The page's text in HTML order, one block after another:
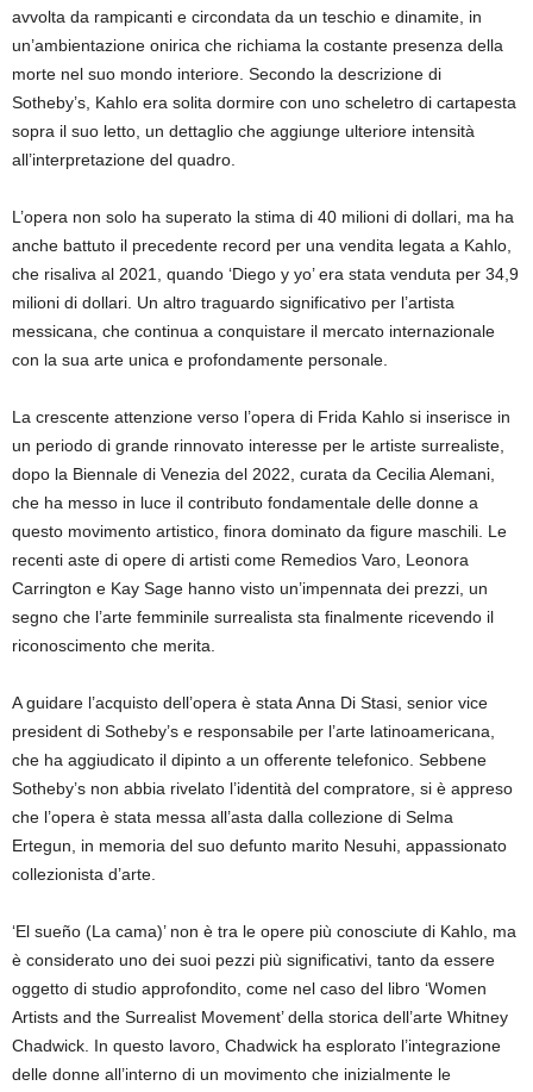
avvolta da rampicanti e circondata da un teschio e dinamite, in
un’ambientazione onirica che richiama la costante presenza della
morte nel suo mondo interiore. Secondo la descrizione di
Sotheby’s, Kahlo era solita dormire con uno scheletro di cartapesta
sopra il suo letto, un dettaglio che aggiunge ulteriore intensità
all’interpretazione del quadro.
L’opera non solo ha superato la stima di 40 milioni di dollari, ma ha
anche battuto il precedente record per una vendita legata a Kahlo,
che risaliva al 2021, quando ‘Diego y yo’ era stata venduta per 34,9
milioni di dollari. Un altro traguardo significativo per l’artista
messicana, che continua a conquistare il mercato internazionale
con la sua arte unica e profondamente personale.
La crescente attenzione verso l’opera di Frida Kahlo si inserisce in
un periodo di grande rinnovato interesse per le artiste surrealiste,
dopo la Biennale di Venezia del 2022, curata da Cecilia Alemani,
che ha messo in luce il contributo fondamentale delle donne a
questo movimento artistico, finora dominato da figure maschili. Le
recenti aste di opere di artisti come Remedios Varo, Leonora
Carrington e Kay Sage hanno visto un’impennata dei prezzi, un
segno che l’arte femminile surrealista sta finalmente ricevendo il
riconoscimento che merita.
A guidare l’acquisto dell’opera è stata Anna Di Stasi, senior vice
president di Sotheby’s e responsabile per l’arte latinoamericana,
che ha aggiudicato il dipinto a un offerente telefonico. Sebbene
Sotheby’s non abbia rivelato l’identità del compratore, si è appreso
che l’opera è stata messa all’asta dalla collezione di Selma
Ertegun, in memoria del suo defunto marito Nesuhi, appassionato
collezionista d’arte.
‘El sueño (La cama)’ non è tra le opere più conosciute di Kahlo, ma
è considerato uno dei suoi pezzi più significativi, tanto da essere
oggetto di studio approfondito, come nel caso del libro ‘Women
Artists and the Surrealist Movement’ della storica dell’arte Whitney
Chadwick. In questo lavoro, Chadwick ha esplorato l’integrazione
delle donne all’interno di un movimento che inizialmente le